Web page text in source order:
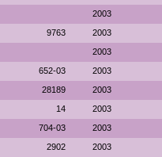
2003
9763 2003
2003
652-03 2003
28189 2003
14 2003
704-03 2003
2902 2003